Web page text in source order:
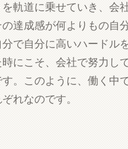
軌道に乗せていき、会
達成感が何よりもの自
で自分に高いハードル
にこそ、会社で努力し
。このように、働く中
れなのです。